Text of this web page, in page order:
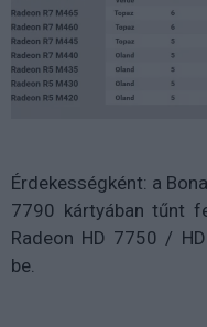
Érdekességként: a
7790 kártyában tűnt
Radeon HD 7750 /
be.